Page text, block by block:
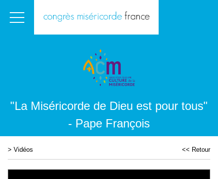
"La Miséricorde de Dieu est pour tous"
- Pape François
> Vidéos << Retour